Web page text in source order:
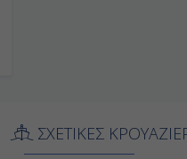
ΣΧΕΤΙΚΕΣ